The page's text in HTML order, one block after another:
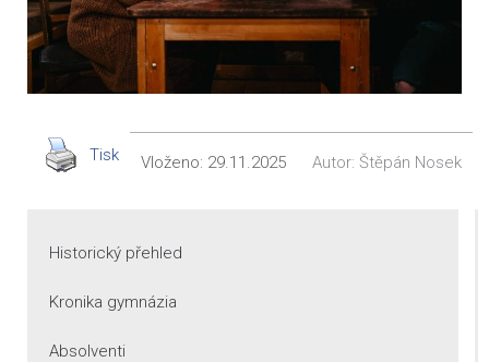
Tisk Vloženo: 29.11.2025 Autor: Štěpán Nosek
Historický přehled
Kronika gymnázia
Absolventi